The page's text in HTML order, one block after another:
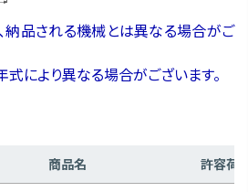
納品される機械とは異なる場合がご
式により異なる場合がございます。
商品名 許容荷